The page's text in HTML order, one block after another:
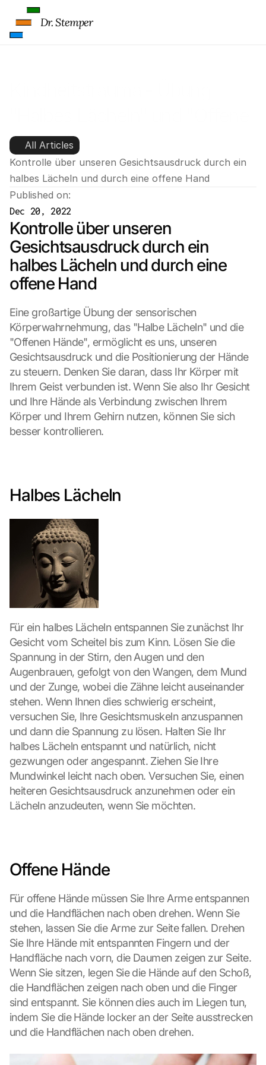
Hände"
All Articles
Kontrolle über unseren Gesichtsausdruck durch ein
halbes Lächeln und durch eine offene Hand
Published on:
Dec 20, 2022
Kontrolle über unseren
Gesichtsausdruck durch ein
halbes Lächeln und durch eine
offene Hand
Eine großartige Übung der sensorischen
Körperwahrnehmung, das "Halbe Lächeln" und die
"Offenen Hände", ermöglicht es uns, unseren
Gesichtsausdruck und die Positionierung der Hände
zu steuern. Denken Sie daran, dass Ihr Körper mit
Ihrem Geist verbunden ist. Wenn Sie also Ihr Gesicht
und Ihre Hände als Verbindung zwischen Ihrem
Körper und Ihrem Gehirn nutzen, können Sie sich
besser kontrollieren.
Halbes Lächeln
Für ein halbes Lächeln entspannen Sie zunächst Ihr
Gesicht vom Scheitel bis zum Kinn. Lösen Sie die
Spannung in der Stirn, den Augen und den
Augenbrauen, gefolgt von den Wangen, dem Mund
und der Zunge, wobei die Zähne leicht auseinander
stehen. Wenn Ihnen dies schwierig erscheint,
versuchen Sie, Ihre Gesichtsmuskeln anzuspannen
und dann die Spannung zu lösen. Halten Sie Ihr
halbes Lächeln entspannt und natürlich, nicht
gezwungen oder angespannt. Ziehen Sie Ihre
Mundwinkel leicht nach oben. Versuchen Sie, einen
heiteren Gesichtsausdruck anzunehmen oder ein
Lächeln anzudeuten, wenn Sie möchten.
Offene Hände
Für offene Hände müssen Sie Ihre Arme entspannen
und die Handflächen nach oben drehen. Wenn Sie
stehen, lassen Sie die Arme zur Seite fallen. Drehen
Sie Ihre Hände mit entspannten Fingern und der
Handfläche nach vorn, die Daumen zeigen zur Seite.
Wenn Sie sitzen, legen Sie die Hände auf den Schoß,
die Handflächen zeigen nach oben und die Finger
sind entspannt. Sie können dies auch im Liegen tun,
indem Sie die Hände locker an der Seite ausstrecken
und die Handflächen nach oben drehen.
Dr. Stemper
o
a
d
G
o
o
g
l
a
y
l
i
c
k
i
n
o
n
h
i
s
p
r
t
e
c
t
i
o
s
n
y
o
a
g
r
e
e
t
t
h